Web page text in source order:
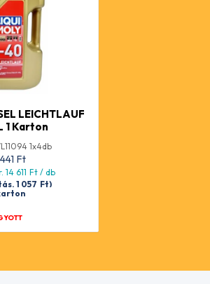
LEICHTLAUF
1 Karton
1x4db
Ft
14 611 Ft/ db
1 057 Ft)